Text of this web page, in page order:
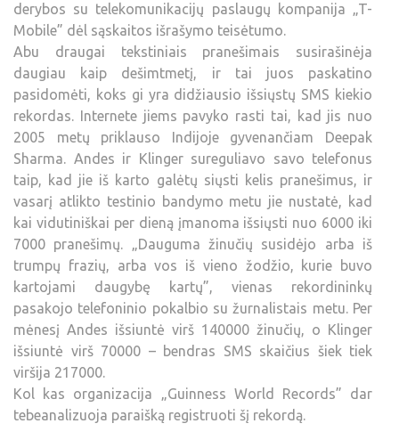
derybos su telekomunikacijų paslaugų kompanija „T-
Mobile” dėl sąskaitos išrašymo teisėtumo.
Abu draugai tekstiniais pranešimais susirašinėja
daugiau kaip dešimtmetį, ir tai juos paskatino
pasidomėti, koks gi yra didžiausio išsiųstų SMS kiekio
rekordas. Internete jiems pavyko rasti tai, kad jis nuo
2005 metų priklauso Indijoje gyvenančiam Deepak
Sharma. Andes ir Klinger sureguliavo savo telefonus
taip, kad jie iš karto galėtų siųsti kelis pranešimus, ir
vasarį atlikto testinio bandymo metu jie nustatė, kad
kai vidutiniškai per dieną įmanoma išsiųsti nuo 6000 iki
7000 pranešimų. „Dauguma žinučių susidėjo arba iš
trumpų frazių, arba vos iš vieno žodžio, kurie buvo
kartojami daugybę kartų”, vienas rekordininkų
pasakojo telefoninio pokalbio su žurnalistais metu. Per
mėnesį Andes išsiuntė virš 140000 žinučių, o Klinger
išsiuntė virš 70000 – bendras SMS skaičius šiek tiek
viršija 217000.
Kol kas organizacija „Guinness World Records” dar
tebeanalizuoja paraišką registruoti šį rekordą.